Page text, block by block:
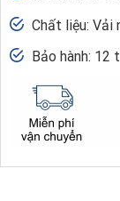
Chất liệu: Vải
Bảo hành: 12